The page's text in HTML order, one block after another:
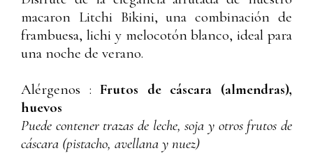
macaron Litchi Bikini, una combinación de
frambuesa, lichi y melocotón blanco, ideal para
una noche de verano.
Alérgenos :Frutos de cáscara (almendras),
huevos
Puede contener trazas de leche, soja y otros frutos de
cáscara (pistacho, avellana y nuez)